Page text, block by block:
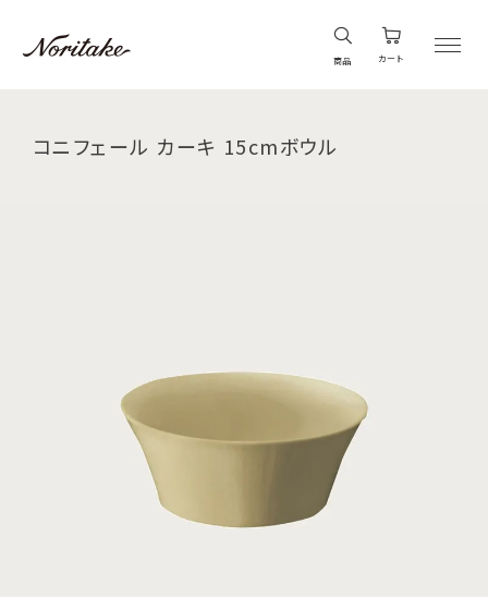
商品 カート
コニフェール カーキ 15cmボウル